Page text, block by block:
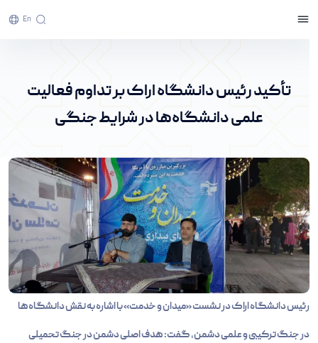
En
دانشگاه‌ها در شرایط جنگی - پرتال خبری دانشگاه
تأکید رئیس دانشگاه اراک بر تداوم فعالیت
علمی دانشگاه‌ها در شرایط جنگی
رئیس دانشگاه اراک در نشست «میدان و خدمت» با اشاره به نقش دانشگاه‌ها
در جنگ ترکیبی و علمی دشمن، گفت: هدف اصلی دشمن در جنگ تحمیلی